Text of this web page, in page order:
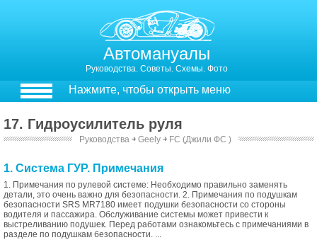
Автомануалы
Руководства. Советы. Схемы. Фото
Нажмите, чтобы открыть меню
17. Гидроусилитель руля
Руководства ￫ Geely ￫ FC (Джили ФС )
1. Система ГУР. Примечания
1. Примечания по рулевой системе: Необходимо правильно заменять
детали, это очень важно для безопасности. 2. Примечания по подушкам
безопасности SRS MR7180 имеет подушки безопасности со стороны
водителя и пассажира. Обслуживание системы может привести к
выстреливанию подушек. Перед работами ознакомьтесь с примечаниями в
разделе по подушкам безопасности. ...